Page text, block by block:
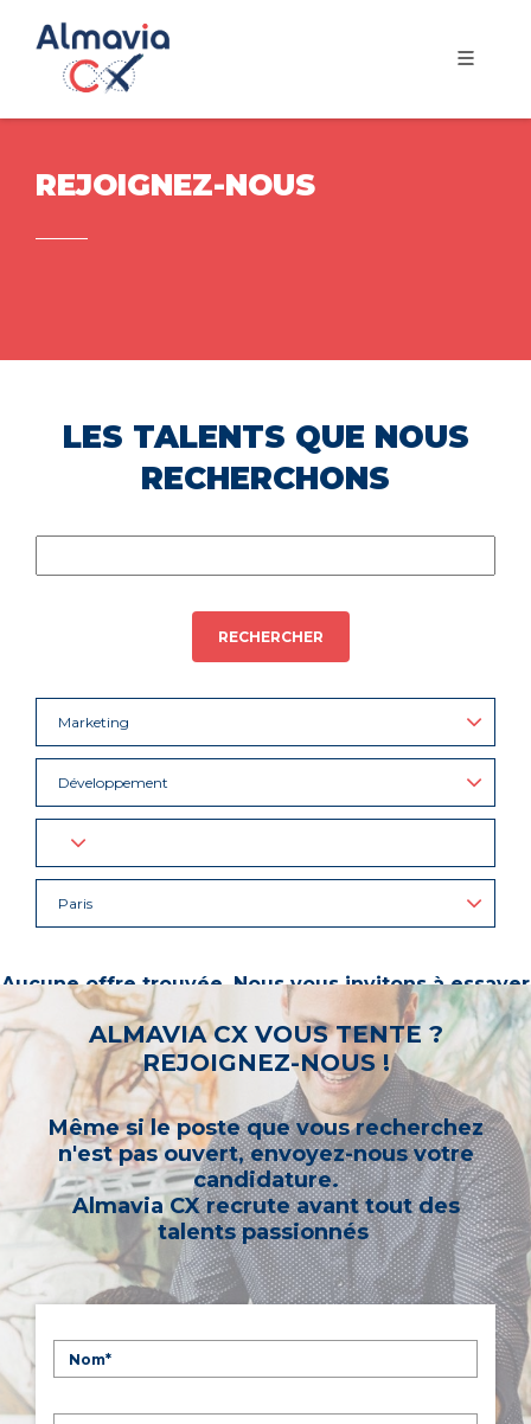
REJOIGNEZ-NOUS
LES TALENTS QUE NOUS
RECHERCHONS
RECHERCHER
Marketing
Développement
Paris
Aucune offre trouvée. Nous vous invitons à essayer
d’autres mots-clés ou à sélectionner un « métier ».
ALMAVIA CX VOUS TENTE ?
REJOIGNEZ-NOUS !
Même si le poste que vous recherchez
n'est pas ouvert, envoyez-nous votre
candidature.
Almavia CX recrute avant tout des
talents passionnés